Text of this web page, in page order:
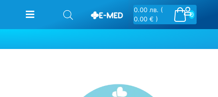
0
0.00 лв. (
0.00 € )